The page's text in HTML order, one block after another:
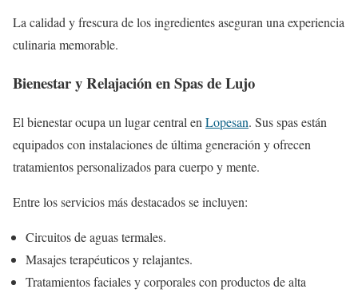
La calidad y frescura de los ingredientes aseguran una experiencia
culinaria memorable.
Bienestar y Relajación en Spas de Lujo
El bienestar ocupa un lugar central en Lopesan. Sus spas están
equipados con instalaciones de última generación y ofrecen
tratamientos personalizados para cuerpo y mente.
Entre los servicios más destacados se incluyen:
Circuitos de aguas termales.
Masajes terapéuticos y relajantes.
Tratamientos faciales y corporales con productos de alta